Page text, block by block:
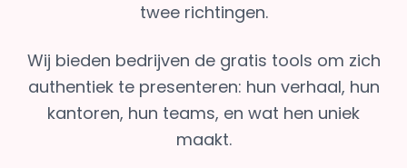
twee richtingen.
Wij bieden bedrijven de gratis tools om zich
authentiek te presenteren: hun verhaal, hun
kantoren, hun teams, en wat hen uniek
maakt.